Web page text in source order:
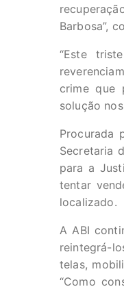
Barbosa”,
“Este
crime que
solução
Procurada
Secretaria
para a
tentar
localizado.
A ABI
reintegrá-
telas,
“Como